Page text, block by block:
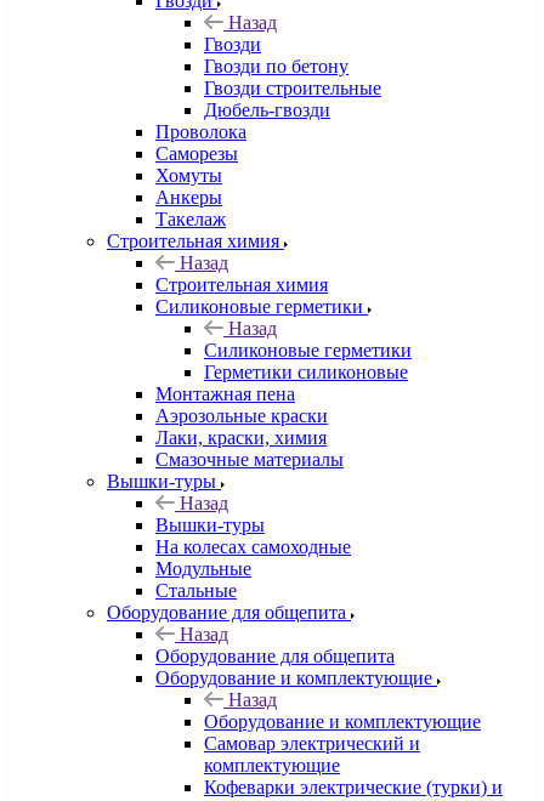
Назад
Гвозди
Гвозди по бетону
Гвозди строительные
Дюбель-гвозди
Проволока
Саморезы
Хомуты
Анкеры
Такелаж
Строительная химия
Назад
Строительная химия
Силиконовые герметики
Назад
Силиконовые герметики
Герметики силиконовые
Монтажная пена
Аэрозольные краски
Лаки, краски, химия
Смазочные материалы
Вышки-туры
Назад
Вышки-туры
На колесах самоходные
Модульные
Стальные
Оборудование для общепита
Назад
Оборудование для общепита
Оборудование и комплектующие
Назад
Оборудование и комплектующие
Самовар электрический и
комплектующие
Кофеварки электрические (турки) и